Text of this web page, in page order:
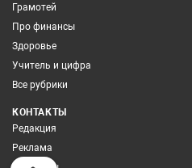
Грамотей
Про финансы
Здоровье
Учитель и цифра
Все рубрики
КОНТАКТЫ
Редакция
Реклама